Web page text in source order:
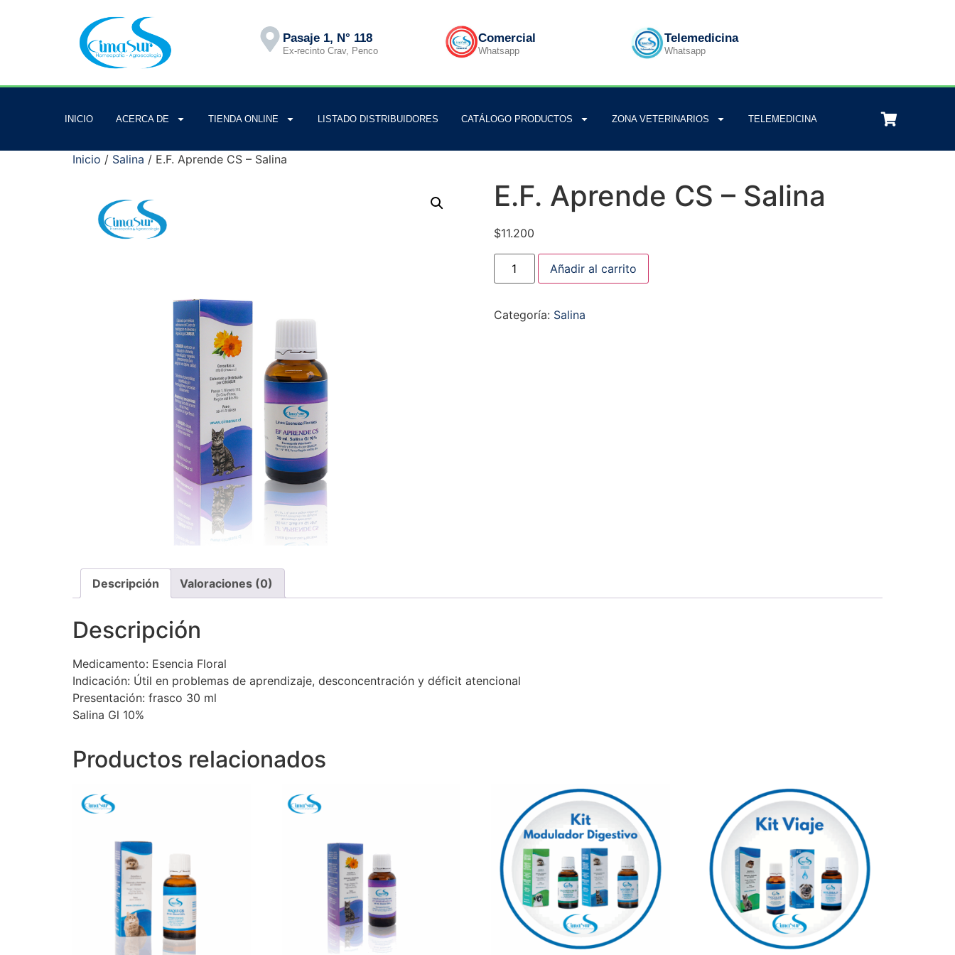
Pasaje 1, N° 118
Ex-recinto Crav, Penco
Comercial
Whatsapp
Telemedicina
Whatsapp
INICIO ACERCA DE TIENDA ONLINE LISTADO DISTRIBUIDORES CATÁLOGO PRODUCTOS ZONA VETERINARIOS TELEMEDICINA
Inicio / Salina / E.F. Aprende CS – Salina
E.F. Aprende CS – Salina
$11.200
Añadir al carrito
Categoría: Salina
Descripción Valoraciones (0)
Descripción
Medicamento: Esencia Floral
Indicación: Útil en problemas de aprendizaje, desconcentración y déficit atencional
Presentación: frasco 30 ml
Salina Gl 10%
Productos relacionados